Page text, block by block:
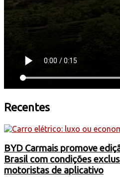
Recentes
BYD Carmais promove
Brasil com condições
motoristas de aplicativo